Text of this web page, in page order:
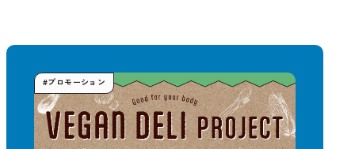
#プロモーション